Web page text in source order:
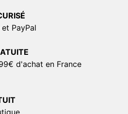
PayPal
d'achat en France